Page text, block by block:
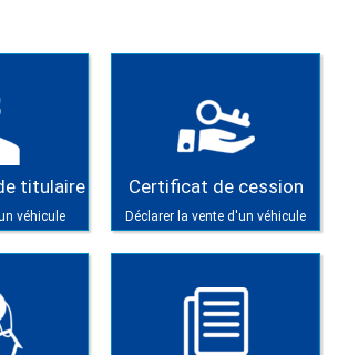
titulaire
véhicule
Certificat de cession
Déclarer la vente d'un véhicule